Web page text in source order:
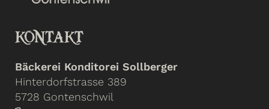
KONTAKT
Bäckerei Konditorei Sollberger
Hinterdorfstrasse 389
5728 Gontenschwil